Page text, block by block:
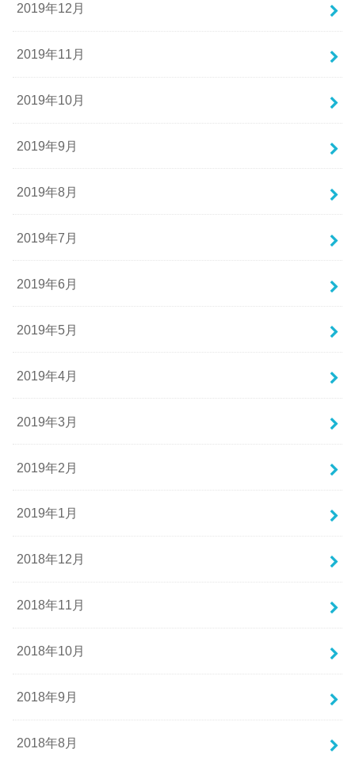
2019年12月
2019年11月
2019年10月
2019年9月
2019年8月
2019年7月
2019年6月
2019年5月
2019年4月
2019年3月
2019年2月
2019年1月
2018年12月
2018年11月
2018年10月
2018年9月
2018年8月